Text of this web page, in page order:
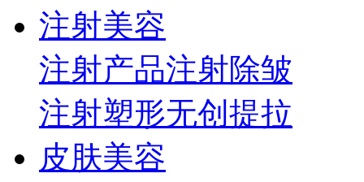
注射美容
注射产品注射除皱
注射塑形无创提拉
皮肤美容